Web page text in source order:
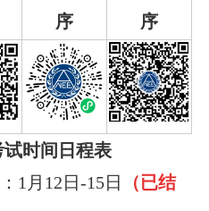
序
序
试时间日程表
1月12日-15日
（已结